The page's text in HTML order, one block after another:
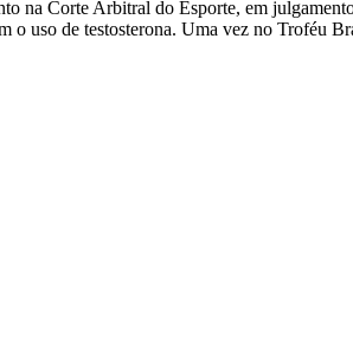
na Corte Arbitral do Esporte, em
o uso de testosterona. Uma vez no Troféu